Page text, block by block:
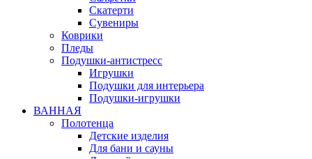
Скатерти
Сувениры
Коврики
Пледы
Подушки-антистресс
Игрушки
Подушки для интерьера
Подушки-игрушки
ВАННАЯ
Полотенца
Детские изделия
Для бани и сауны